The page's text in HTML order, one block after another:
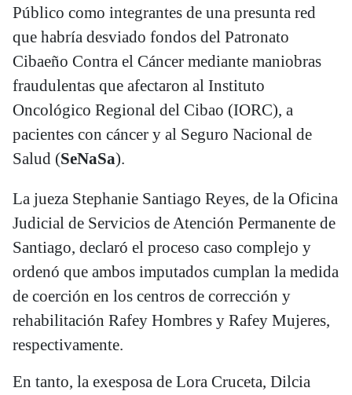
Público como integrantes de una presunta red
que habría desviado fondos del Patronato
Cibaeño Contra el Cáncer mediante maniobras
fraudulentas que afectaron al Instituto
Oncológico Regional del Cibao (IORC), a
pacientes con cáncer y al Seguro Nacional de
Salud (SeNaSa).
La jueza Stephanie Santiago Reyes, de la Oficina
Judicial de Servicios de Atención Permanente de
Santiago, declaró el proceso caso complejo y
ordenó que ambos imputados cumplan la medida
de coerción en los centros de corrección y
rehabilitación Rafey Hombres y Rafey Mujeres,
respectivamente.
En tanto, la exesposa de Lora Cruceta, Dilcia